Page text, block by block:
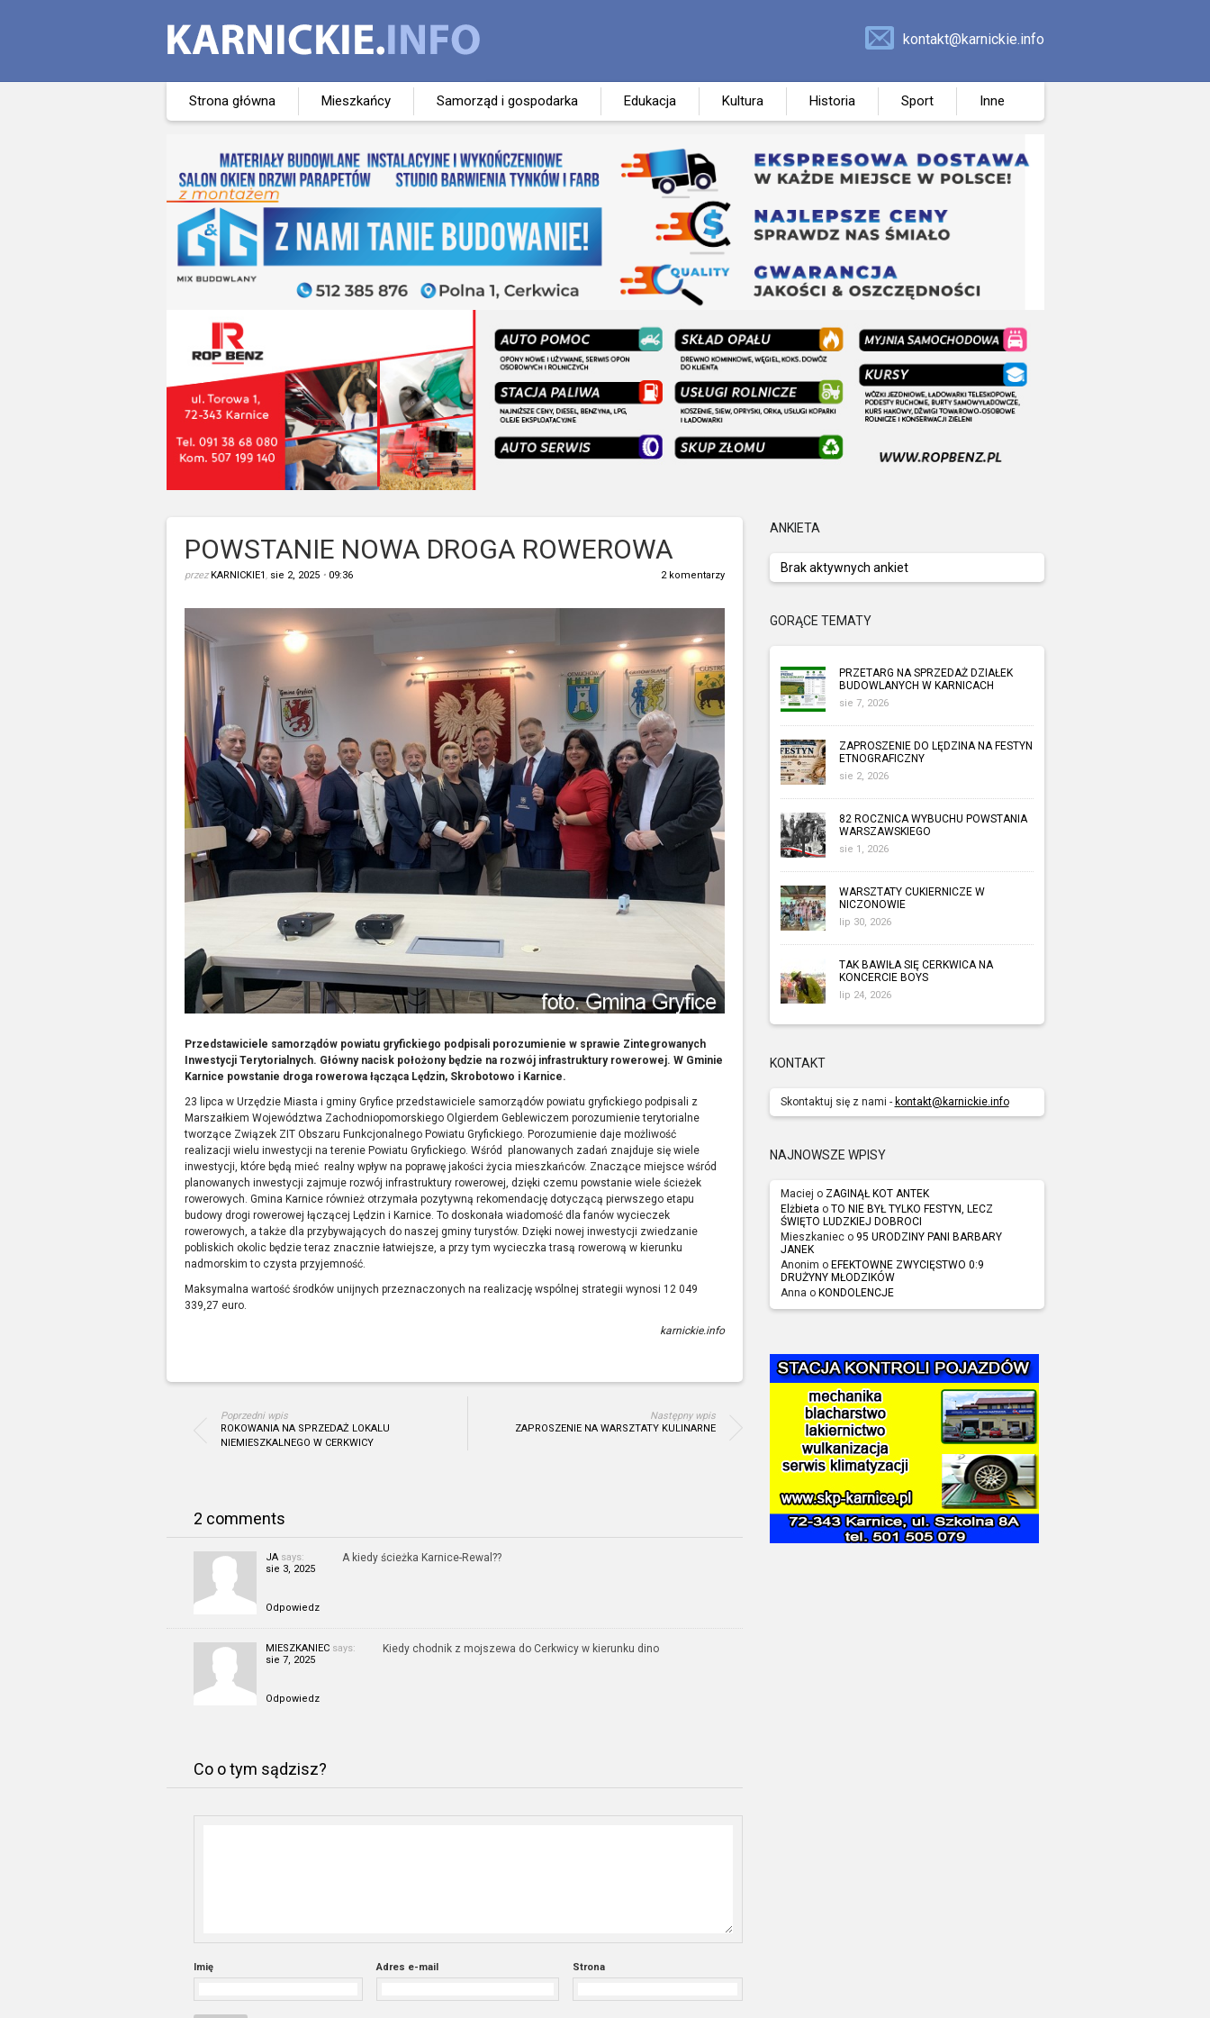
kontakt@karnickie.info
Strona główna Mieszkańcy Samorząd i gospodarka Edukacja Kultura Historia Sport Inne
POWSTANIE NOWA DROGA ROWEROWA
przez KARNICKIE1 , sie 2, 2025• 09:36 2 komentarzy
Przedstawiciele samorządów powiatu gryfickiego podpisali porozumienie w sprawie Zintegrowanych
Inwestycji Terytorialnych. Główny nacisk położony będzie na rozwój infrastruktury rowerowej. W Gminie
Karnice powstanie droga rowerowa łącząca Lędzin, Skrobotowo i Karnice.
23 lipca w Urzędzie Miasta i gminy Gryfice przedstawiciele samorządów powiatu gryfickiego podpisali z
Marszałkiem Województwa Zachodniopomorskiego Olgierdem Geblewiczem porozumienie terytorialne
tworzące Związek ZIT Obszaru Funkcjonalnego Powiatu Gryfickiego. Porozumienie daje możliwość
realizacji wielu inwestycji na terenie Powiatu Gryfickiego. Wśród planowanych zadań znajduje się wiele
inwestycji, które będą mieć realny wpływ na poprawę jakości życia mieszkańców. Znaczące miejsce wśród
planowanych inwestycji zajmuje rozwój infrastruktury rowerowej, dzięki czemu powstanie wiele ścieżek
rowerowych. Gmina Karnice również otrzymała pozytywną rekomendację dotyczącą pierwszego etapu
budowy drogi rowerowej łączącej Lędzin i Karnice. To doskonała wiadomość dla fanów wycieczek
rowerowych, a także dla przybywających do naszej gminy turystów. Dzięki nowej inwestycji zwiedzanie
pobliskich okolic będzie teraz znacznie łatwiejsze, a przy tym wycieczka trasą rowerową w kierunku
nadmorskim to czysta przyjemność.
Maksymalna wartość środków unijnych przeznaczonych na realizację wspólnej strategii wynosi 12 049
339,27 euro.
karnickie.info
Poprzedni wpis
ROKOWANIA NA SPRZEDAŻ LOKALU
NIEMIESZKALNEGO W CERKWICY
Następny wpis
ZAPROSZENIE NA WARSZTATY KULINARNE
2 comments
JAsays:
sie 3, 2025
Odpowiedz
A kiedy ścieżka Karnice-Rewal??
MIESZKANIECsays:
sie 7, 2025
Odpowiedz
Kiedy chodnik z mojszewa do Cerkwicy w kierunku dino
Co o tym sądzisz?
Imię Adres e-mail Strona
ANKIETA
Brak aktywnych ankiet
GORĄCE TEMATY
PRZETARG NA SPRZEDAŻ DZIAŁEK
BUDOWLANYCH W KARNICACH
sie 7, 2026
ZAPROSZENIE DO LĘDZINA NA FESTYN
ETNOGRAFICZNY
sie 2, 2026
82 ROCZNICA WYBUCHU POWSTANIA
WARSZAWSKIEGO
sie 1, 2026
WARSZTATY CUKIERNICZE W
NICZONOWIE
lip 30, 2026
TAK BAWIŁA SIĘ CERKWICA NA
KONCERCIE BOYS
lip 24, 2026
KONTAKT
Skontaktuj się z nami - kontakt@karnickie.info
NAJNOWSZE WPISY
Maciej o ZAGINĄŁ KOT ANTEK
Elżbieta o TO NIE BYŁ TYLKO FESTYN, LECZ
ŚWIĘTO LUDZKIEJ DOBROCI
Mieszkaniec o 95 URODZINY PANI BARBARY
JANEK
Anonim o EFEKTOWNE ZWYCIĘSTWO 0:9
DRUŻYNY MŁODZIKÓW
Anna o KONDOLENCJE